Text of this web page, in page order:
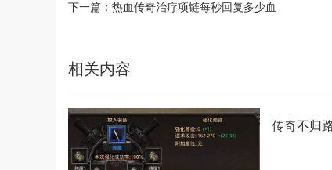
下一篇： 热血传奇治疗项链每秒回复多少血
相关内容
传奇不归